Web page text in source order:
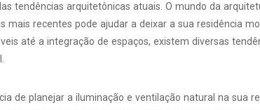
tendências arquitetônicas atuais. O mundo da
mais recentes pode ajudar a deixar a sua residência
até a integração de espaços, existem diversas
de planejar a iluminação e ventilação natural na sua